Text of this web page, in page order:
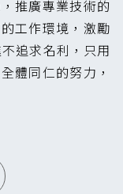
推廣專業技術的
工作環境，激勵
追求名利，只用
體同仁的努力，